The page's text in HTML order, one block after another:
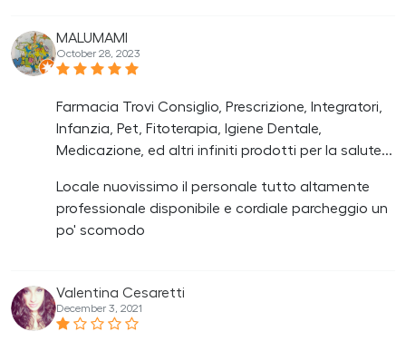
MALUMAMI
October 28, 2023
Farmacia Trovi Consiglio, Prescrizione, Integratori,
Infanzia, Pet, Fitoterapia, Igiene Dentale,
Medicazione, ed altri infiniti prodotti per la salute...
Locale nuovissimo il personale tutto altamente
professionale disponibile e cordiale parcheggio un
po' scomodo
Valentina Cesaretti
December 3, 2021